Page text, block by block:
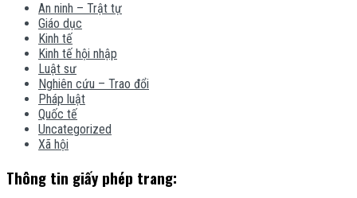
An ninh – Trật tự
Giáo dục
Kinh tế
Kinh tế hội nhập
Luật sư
Nghiên cứu – Trao đổi
Pháp luật
Quốc tế
Uncategorized
Xã hội
Thông tin giấy phép trang: